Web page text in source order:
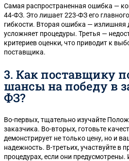
Самая распространенная ошибка —
44-ФЗ. Это лишает 223-ФЗ его
гибкости. Вторая ошибка — излишняя
усложняет процедуры. Третья —
критериев оценки, что приводит к
поставщика.
3. Как поставщику
шансы на победу в
ФЗ?
Во-первых, тщательно изучайте
заказчика. Во-вторых, готовьте
демонстрирует не только цену, но и
надежность. В-третьих, участвуйте в
процедурах, если они предусмотрены.